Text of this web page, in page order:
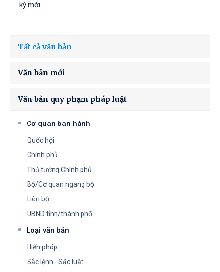
kỳ mới
Tất cả văn bản
Văn bản mới
Văn bản quy phạm pháp luật
Cơ quan ban hành
Quốc hội
Chính phủ
Thủ tướng Chính phủ
Bộ/Cơ quan ngang bộ
Liên bộ
UBND tỉnh/thành phố
Loại văn bản
Hiến pháp
Sắc lệnh - Sắc luật